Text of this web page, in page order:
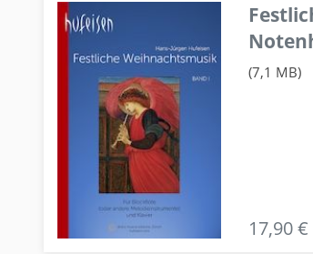
(7,1 MB)
17,90 €